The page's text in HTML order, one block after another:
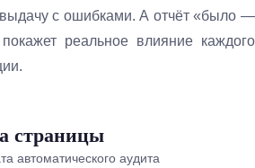
с ошибками. А отчёт «было —
реальное влияние каждого
страницы
автоматического аудита